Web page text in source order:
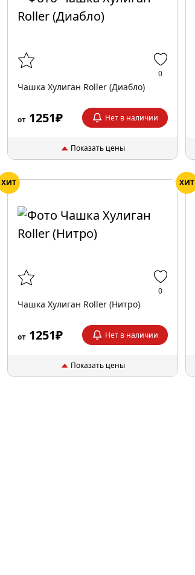
0
Чашка Хулиган Roller (Диабло)
от 1251₽ Нет в наличии
Показать цены
ХИТ
0
Чашка Хулиган Roller (Нитро)
от 1251₽ Нет в наличии
Показать цены
ХИТ